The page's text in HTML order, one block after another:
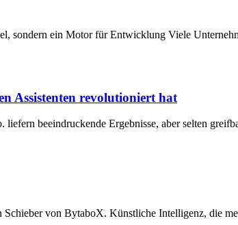
sondern ein Motor für Entwicklung Viele
Assistenten revolutioniert hat
beeindruckende Ergebnisse, aber selten
von BytaboX. Künstliche Intelligenz, die